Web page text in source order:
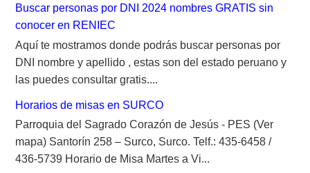
Buscar personas por DNI 2024 nombres GRATIS sin
conocer en RENIEC
Aquí te mostramos donde podrás buscar personas por
DNI nombre y apellido , estas son del estado peruano y
las puedes consultar gratis....
Horarios de misas en SURCO
Parroquia del Sagrado Corazón de Jesús - PES (Ver
mapa) Santorín 258 – Surco, Surco. Telf.: 435-6458 /
436-5739 Horario de Misa Martes a Vi...